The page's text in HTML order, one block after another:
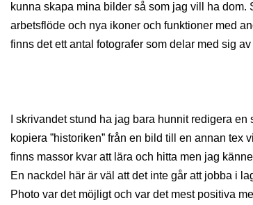
kunna skapa mina bilder så som jag vill ha
arbetsflöde och nya ikoner och funktioner med
finns det ett antal fotografer som delar med sig
I skrivandet stund ha jag bara hunnit redigera
kopiera ”historiken” från en bild till en annan
finns massor kvar att lära och hitta men jag
En nackdel här är väl att det inte går att jobba i
Photo var det möjligt och var det mest positiva